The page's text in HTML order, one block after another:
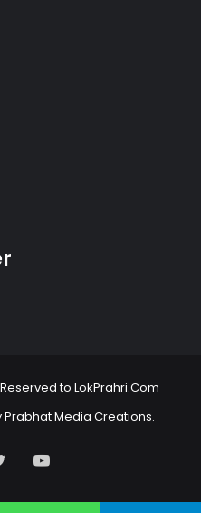
to LokPrahri.Com
Prabhat Media Creations.
TwitterYouTube